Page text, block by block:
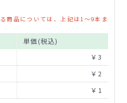
商品については、上記は1～9本ま
単価(税込)
￥3
￥2
￥1